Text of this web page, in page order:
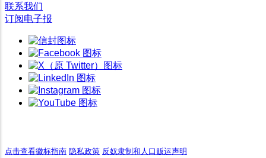
联系我们
订阅电子报
点击查看徽标指南 隐私政策 反奴隶制和人口贩运声明